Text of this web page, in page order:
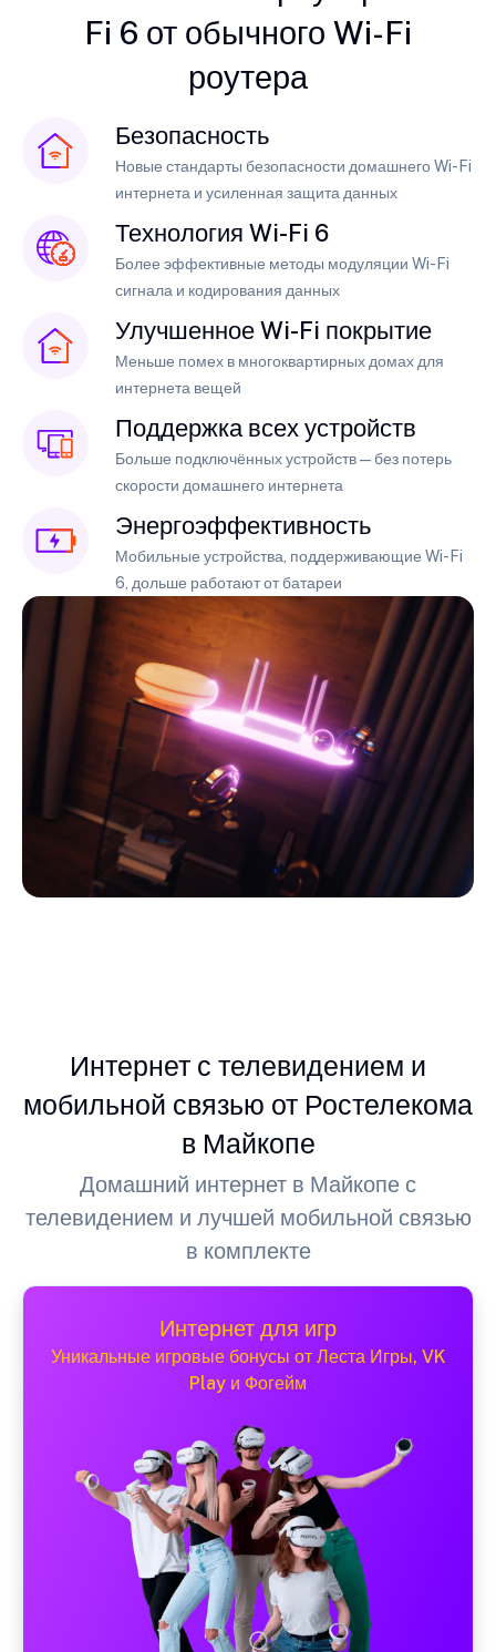
Fi 6 от обычного Wi-Fi
роутера
Безопасность
Новые стандарты безопасности домашнего Wi-Fi
интернета и усиленная защита данных
Технология Wi-Fi 6
Более эффективные методы модуляции Wi-Fi
сигнала и кодирования данных
Улучшенное Wi-Fi покрытие
Меньше помех в многоквартирных домах для
интернета вещей
Поддержка всех устройств
Больше подключённых устройств — без потерь
скорости домашнего интернета
Энергоэффективность
Мобильные устройства, поддерживающие Wi-Fi
6, дольше работают от батареи
Интернет с телевидением и
мобильной связью от Ростелекома
в Майкопе
Домашний интернет в Майкопе с
телевидением и лучшей мобильной связью
в комплекте
Интернет для игр
Уникальные игровые бонусы от Леста Игры, VK
Play и Фогейм